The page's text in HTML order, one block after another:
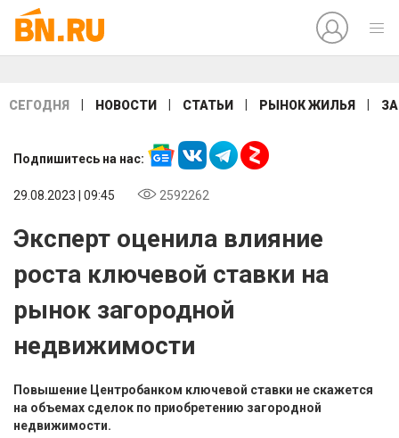
СЕГОДНЯ НОВОСТИ СТАТЬИ РЫНОК ЖИЛЬЯ
Подпишитесь на нас:
29.08.2023 | 09:45 2592262
Эксперт оценила влияние
роста ключевой ставки на
рынок загородной
недвижимости
Повышение Центробанком ключевой ставки не скажется
на объемах сделок по приобретению загородной
недвижимости.